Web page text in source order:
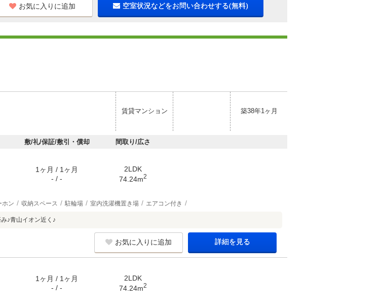
お気に入りに追加 空室状況などをお問い合わせする(無料)
賃貸マンション 築38年1ヶ月
敷/礼/保証/敷引・償却 間取り/広さ
1ヶ月 / 1ヶ月
- / -
2LDK
74.24m2
ホン 収納スペース 駐輪場 室内洗濯機置き場 エアコン付き
♪青山イオン近く♪
お気に入りに追加 詳細を見る
1ヶ月 / 1ヶ月
- / -
2LDK
74.24m2